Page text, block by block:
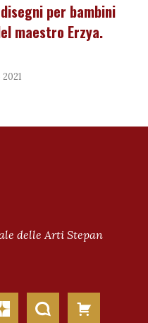
per bambini
maestro Erzya.
delle Arti Stepan